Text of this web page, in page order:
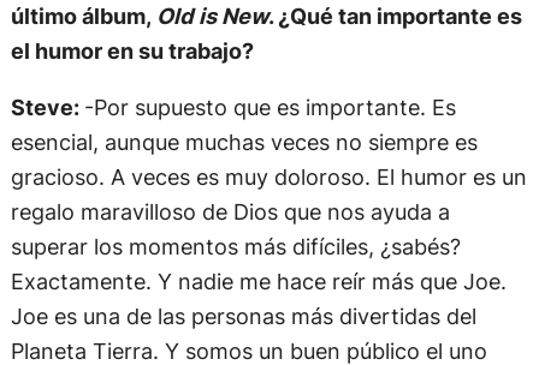
último álbum, Old is New. ¿Qué tan importante es
el humor en su trabajo?
Steve: -Por supuesto que es importante. Es
esencial, aunque muchas veces no siempre es
gracioso. A veces es muy doloroso. El humor es un
regalo maravilloso de Dios que nos ayuda a
superar los momentos más difíciles, ¿sabés?
Exactamente. Y nadie me hace reír más que Joe.
Joe es una de las personas más divertidas del
Planeta Tierra. Y somos un buen público el uno